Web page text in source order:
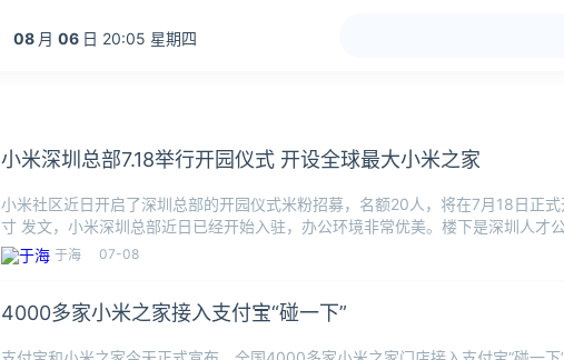
08 月 06 日 20:05 星期四
小米深圳总部7.18举行开园仪式 开设全球最大小米之家
小米社区近日开启了深圳总部的开园仪式米粉招募，名额20人，将在7月18日正
寸 发文，小米深圳总部近日已经开始入驻，办公环境非常优美。楼下是深圳人才
窗边能直接看
于海 07-08
4000多家小米之家接入支付宝“碰一下”